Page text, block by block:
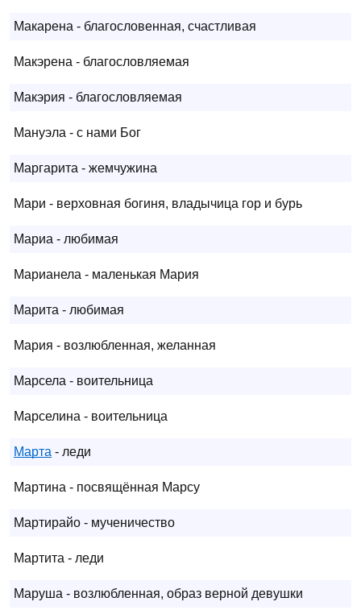
Макарена - благословенная, счастливая
Макэрена - благословляемая
Макэрия - благословляемая
Мануэла - с нами Бог
Маргарита - жемчужина
Мари - верховная богиня, владычица гор и бурь
Мариа - любимая
Марианела - маленькая Мария
Марита - любимая
Мария - возлюбленная, желанная
Марсела - воительница
Марселина - воительница
Марта - леди
Мартина - посвящённая Марсу
Мартирайо - мученичество
Мартита - леди
Маруша - возлюбленная, образ верной девушки